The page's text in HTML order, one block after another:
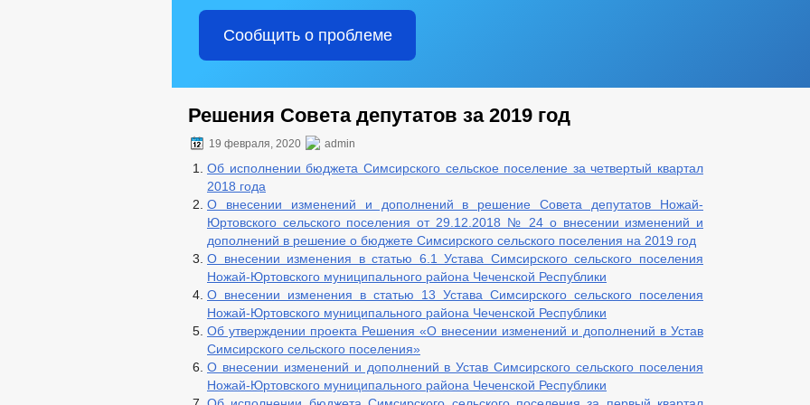
СОВЕТ ДЕПУТАТОВ
ПОЛНОМОЧИЯ
ДЕПУТАТЫ
НПА
МЕТОДИЧЕСКИЕ МАТЕРИАЛЫ
ФОРМЫ ДОКУМЕНТОВ, СВЯЗАННЫХ С ПРОТИВОДЕЙСТВИЕМ КОРРУПЦИИ, ДЛЯ
СВЕДЕНИЯ О ДОХОДАХ, РАСХОДАХ, ОБ ИМУЩЕСТВЕ И ОБЯЗАТЕЛЬСТВАХ ИМУЩЕСТВЕННОГО ХАРАКТЕРА
КОМИССИЯ ПО СОБЛЮДЕНИЮ ТРЕБОВАНИЙ К СЛУЖЕБНОМУ ПОВЕДЕНИЮ И УРЕГУЛИРОВАНИЮ КОНФЛИКТА
ОБРАТНАЯ СВЯЗЬ ДЛЯ СООБЩЕНИЙ О ФАКТАХ КОРРУПЦИИ
_
ПРАВОВЫЕ АКТЫ
АДМИНИСТРАТИВНЫЕ РЕГЛАМЕНТЫ
ПОСТАНОВЛЕНИЯ АДМИНИСТРАЦИИ
ПУБЛИЧНЫЕ СЛУШАНИЯ
ФЕДЕРАЛЬНЫЕ ЗАКОНЫ
БЮДЖЕТ
БЮДЖЕТ ПО ГОДАМ
ОТЧЕТ ОБ ИСПОЛНЕНИИ БЮДЖЕТА
МУНИЦИПАЛЬНЫЕ УСЛУГИ
МУНИЦИПАЛЬНЫЕ УСЛУГИ
НОРМАТИВНО-ПРАВОВЫЕ АКТЫ
СТАНДАРТЫ МУНИЦИПАЛЬНЫХ УСЛУГ
ПРИЕМ ГРАЖДАН
ОБРАЩЕНИЕ К ГЛАВЕ ИНТЕРНЕТ ПРИЕМНАЯ ГРАФИК ПРИЕМА ГРАЖДАН
ОБЗОРЫ ОБРАЩЕНИЙ ГРАЖДАН
ФОРМА ОБРАЩЕНИЙ И ЗАЯВЛЕНИЙ
РЕГЛАМЕНТ РАССМОТРЕНИЯ ОБРАЩЕНИЙ
Сообщить о проблеме
Решения Совета депутатов за 2019 год
19 февраля, 2020 admin
Об исполнении бюджета Симсирского сельское поселение за четвертый квартал
2018 года
О внесении изменений и дополнений в решение Совета депутатов Ножай-
Юртовского сельского поселения от 29.12.2018 № 24 о внесении изменений и
дополнений в решение о бюджете Симсирского сельского поселения на 2019 год
О внесении изменения в статью 6.1 Устава Симсирского сельского поселения
Ножай-Юртовского муниципального района Чеченской Республики
О внесении изменения в статью 13 Устава Симсирского сельского поселения
Ножай-Юртовского муниципального района Чеченской Республики
Об утверждении проекта Решения «О внесении изменений и дополнений в Устав
Симсирского сельского поселения»
О внесении изменений и дополнений в Устав Симсирского сельского поселения
Ножай-Юртовского муниципального района Чеченской Республики